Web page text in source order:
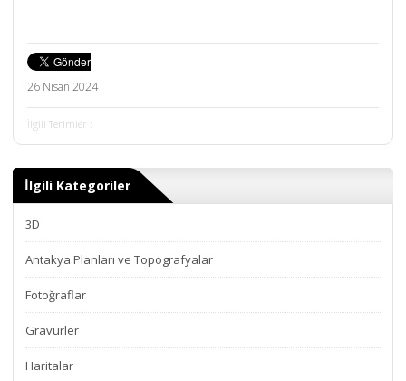
26 Nisan 2024
İlgili Terimler :
İlgili Kategoriler
3D
Antakya Planları ve Topografyalar
Fotoğraflar
Gravürler
Haritalar